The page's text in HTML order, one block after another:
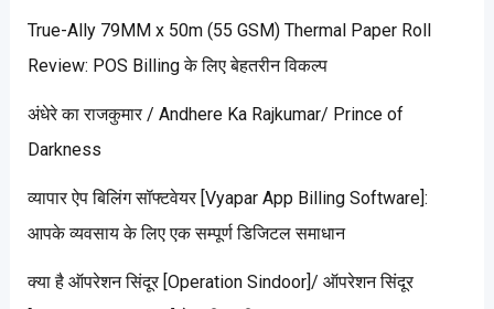
True-Ally 79MM x 50m (55 GSM) Thermal Paper Roll
Review: POS Billing के लिए बेहतरीन विकल्प
अंधेरे का राजकुमार / Andhere Ka Rajkumar/ Prince of
Darkness
व्यापार ऐप बिलिंग सॉफ्टवेयर [Vyapar App Billing Software]:
आपके व्यवसाय के लिए एक सम्पूर्ण डिजिटल समाधान
क्या है ऑपरेशन सिंदूर [Operation Sindoor]/ ऑपरेशन सिंदूर